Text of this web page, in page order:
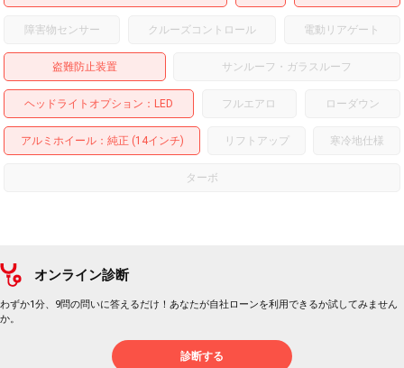
障害物センサー クルーズコントロール 電動リアゲート
盗難防止装置 サンルーフ・ガラスルーフ
ヘッドライトオプション LED フルエアロ ローダウン
アルミホイール：純正 (14インチ) リフトアップ 寒冷地仕様
ターボ
オンライン診断
わずか1分、9問の問いに答えるだけ！あなたが自社ローンを利用できるか試してみません
か。
診断する